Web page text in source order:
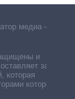
медиа –
и
за
которая
которой